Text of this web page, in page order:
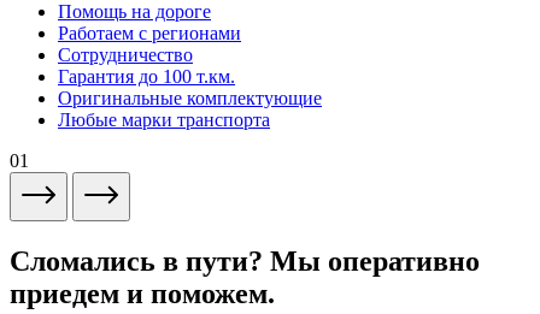
Помощь на дороге
Работаем с регионами
Сотрудничество
Гарантия до 100 т.км.
Оригинальные комплектующие
Любые марки транспорта
01
Сломались в пути? Мы оперативно
приедем и поможем.